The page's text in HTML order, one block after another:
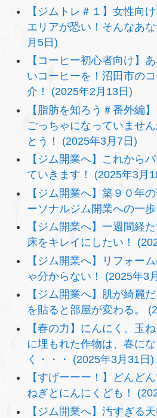
【ジムトレ＃１】女性向
エリアが恐い！そんなあ
月5日)
【コーヒー初心者向け】
いコーヒーを！沼田市の
介！ (2025年2月13日)
【脂肪を知ろう＃番外編
ごっちゃになっていませ
とう！ (2025年3月7日)
【ジム開業へ】これから
ていきます！ (2025年3月
【ジム開業へ】築９０年
ーソナルジム開業への一
【ジム開業へ】一週間経
床をキレイにしたい！
【ジム開業へ】リフォー
ゃ分からない！ (2025年3
【ジム開業へ】肌が綺麗
を貼ると部屋が変わる。
【春の力】にんにく、玉
に埋もれた作物は、春に
く・・・ (2025年3月31日)
【すげーーー！】どんど
ねぎとにんにくども！
【ジム開業へ】汚すぎる